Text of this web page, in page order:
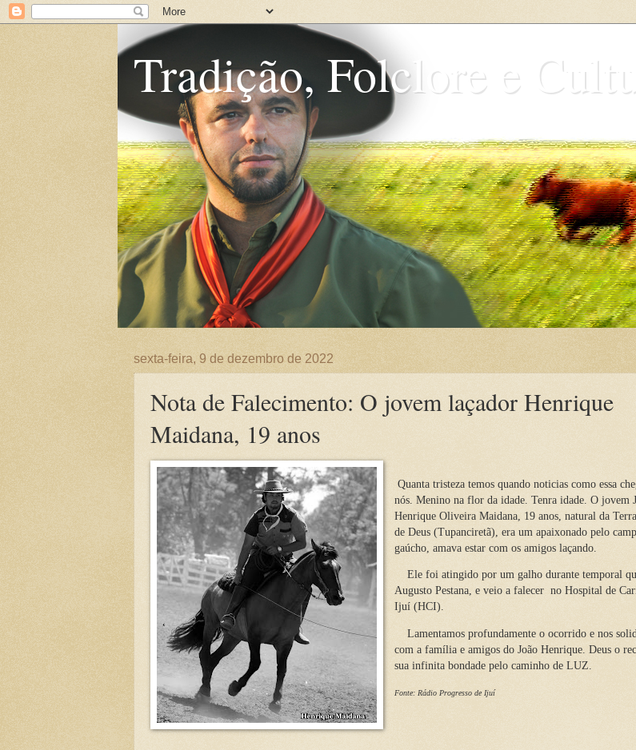
Tradição, Folclore e
sexta-feira, 9 de dezembro de 2022
Nota de Falecimento: O jovem laçador Henrique
Maidana, 19 anos
Quanta tristeza temos quando noticias como essa
nós. Menino na flor da idade. Tenra idade. O jovem
Henrique Oliveira Maidana, 19 anos, natural da
de Deus (Tupanciretã), era um apaixonado pelo
gaúcho, amava estar com os amigos laçando.
Ele foi atingido por um galho durante temporal
Augusto Pestana, e veio a falecer no Hospital de
Ijuí (HCI).
Lamentamos profundamente o ocorrido e nos
com a família e amigos do João Henrique. Deus o
sua infinita bondade pelo caminho de LUZ.
Fonte: Rádio Progresso de Ijuí